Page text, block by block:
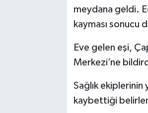
meydana geldi.
kayması sonucu
Eve gelen eşi,
Merkezi’ne
Sağlık ekiplerinin
kaybettiği